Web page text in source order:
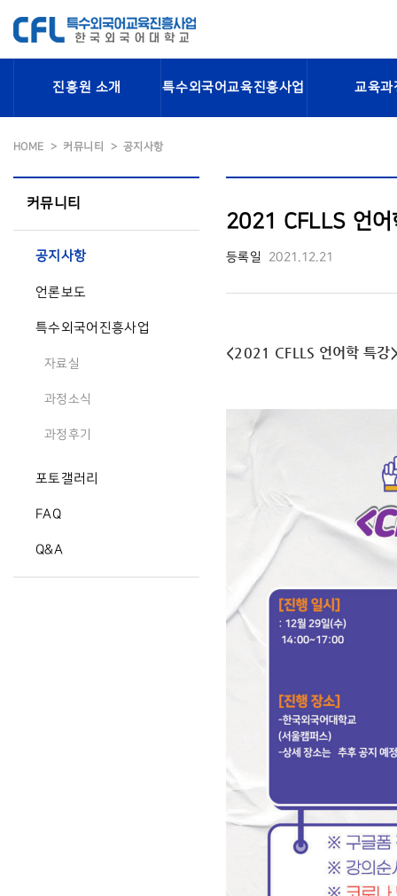
진흥원 소개 특수외국어교육진흥사업 교육과
HOME 커뮤니티 공지사항
커뮤니티
공지사항
언론보도
특수외국어진흥사업
자료실
과정소식
과정후기
포토갤러리
FAQ
Q&A
2021 CFLLS 언어
등록일 2021.12.21
<2021 CFLLS 언어학 특강